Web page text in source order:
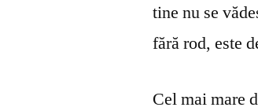
tine nu se
fără rod, este
Cel mai mare